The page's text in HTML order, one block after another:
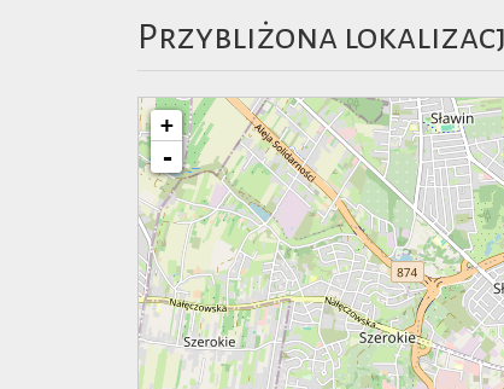
Przybliżona
+
-